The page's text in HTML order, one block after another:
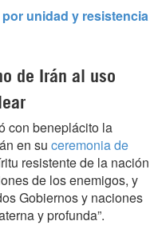
unidad y resistencia
de Irán al uso
con beneplácito la
en su ceremonia de
resistente de la nación
de los enemigos, y
Gobiernos y naciones
y profunda”.